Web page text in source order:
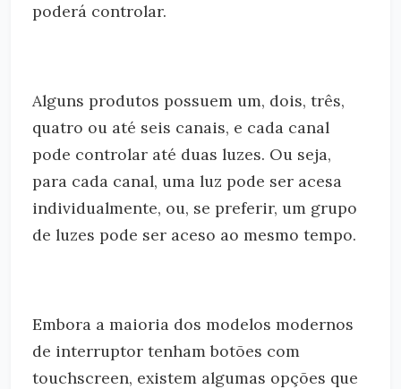
poderá controlar.
Alguns produtos possuem um, dois, três,
quatro ou até seis canais, e cada canal
pode controlar até duas luzes. Ou seja,
para cada canal, uma luz pode ser acesa
individualmente, ou, se preferir, um grupo
de luzes pode ser aceso ao mesmo tempo.
Embora a maioria dos modelos modernos
de interruptor tenham botões com
touchscreen, existem algumas opções que